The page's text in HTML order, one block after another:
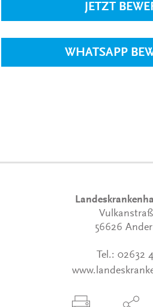
JETZT
WHATSAPP
56626
Tel.: 02632